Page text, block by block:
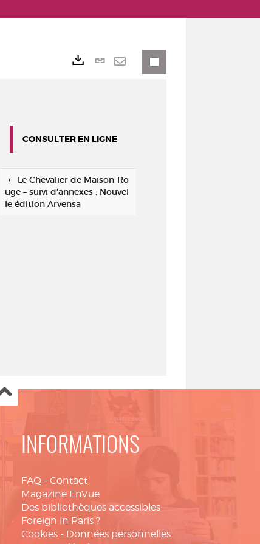
Lien
CONSULTER EN LIGNE
Le Chevalier de Maison-Ro
uge – suivi d'annexes : Nouvel
le édition Arvensa
INFORMATIONS
FAQ - Contact
Magazine EnVue
Des bibliothèques accessibles
Foreign in Paris ?
Cookies - Données personnelles